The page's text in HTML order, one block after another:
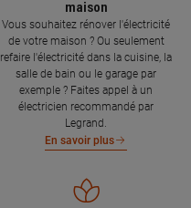
maison
Vous souhaitez rénover l'électricité
de votre maison ? Ou seulement
refaire l'électricité dans la cuisine, la
salle de bain ou le garage par
exemple ? Faites appel à un
électricien recommandé par
Legrand.
En savoir plus